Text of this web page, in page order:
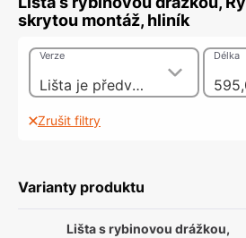
skrytou montáž, hliník
Lišta je předvrtána a začištěna
Verze Délka
Zrušit filtry
Varianty produktu
Lišta s rybinovou drážkou,